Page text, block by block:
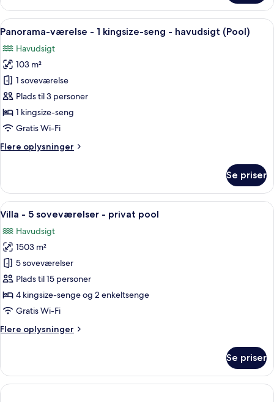
Indlæs
alle
billeder
af
Panorama-
værelse
-
1
seng
(Pool)
Et roligt udendørs opholdsområde
5
Panorama-værelse - 1 kingsize-seng - havudsigt (Pool)
Havudsigt
103 m²
1 soveværelse
Plads til 3 personer
1 kingsize-seng
Gratis Wi-Fi
Flere oplysninger
Flere
værelse
1
seng
havudsigt
(Pool)
Se priser
Indlæs
alle
billeder
af
Villa
-
5
soveværelser
privat
En rolig pool med havudsigt,
5
Villa - 5 soveværelser - privat pool
Havudsigt
1503 m²
5 soveværelser
Plads til 15 personer
4 kingsize-senge og 2 enkeltsenge
Gratis Wi-Fi
Flere oplysninger
Flere
-
soveværelser
Se priser